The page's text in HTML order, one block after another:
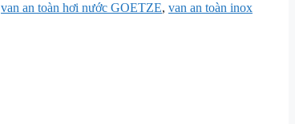
van an toàn hơi nước GOETZE, van an toàn inox